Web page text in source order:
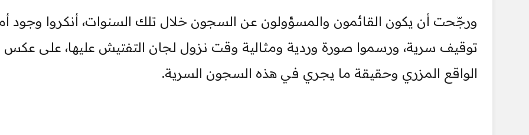
ورجّحت أن يكون القائمون والمسؤولون عن السجون خلال تلك السنوات، أنكروا وجود
توقيف سرية، ورسموا صورة وردية ومثالية وقت نزول لجان التفتيش عليها، على عكس
الواقع المزري وحقيقة ما يجري في هذه السجون السرية.